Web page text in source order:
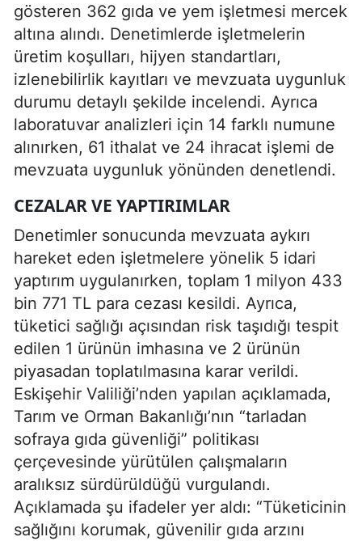
gösteren 362 gıda ve yem işletmesi mercek
altına alındı. Denetimlerde işletmelerin
üretim koşulları, hijyen standartları,
izlenebilirlik kayıtları ve mevzuata uygunluk
durumu detaylı şekilde incelendi. Ayrıca
laboratuvar analizleri için 14 farklı numune
alınırken, 61 ithalat ve 24 ihracat işlemi de
mevzuata uygunluk yönünden denetlendi.
CEZALAR VE YAPTIRIMLAR
Denetimler sonucunda mevzuata aykırı
hareket eden işletmelere yönelik 5 idari
yaptırım uygulanırken, toplam 1 milyon 433
bin 771 TL para cezası kesildi. Ayrıca,
tüketici sağlığı açısından risk taşıdığı tespit
edilen 1 ürünün imhasına ve 2 ürünün
piyasadan toplatılmasına karar verildi.
Eskişehir Valiliği’nden yapılan açıklamada,
Tarım ve Orman Bakanlığı’nın “tarladan
sofraya gıda güvenliği” politikası
çerçevesinde yürütülen çalışmaların
aralıksız sürdürüldüğü vurgulandı.
Açıklamada şu ifadeler yer aldı: “Tüketicinin
sağlığını korumak, güvenilir gıda arzını